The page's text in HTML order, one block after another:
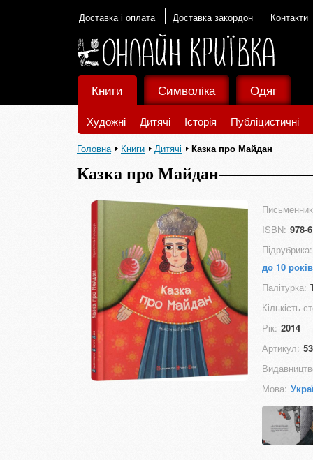
Доставка і оплата Доставка закордон Контакти
Книги
Художні Дитячі Історія Публіцистичні
Символіка Одяг
Головна Книги Дитячі Казка про Майдан
Казка про Майдан
ISBN: 978-
Підрубрика:
до 10 років
Палітурка:
Кількість
Рік: 2014
Артикул:
Мова: